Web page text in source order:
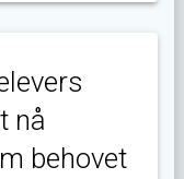
nå
behovet